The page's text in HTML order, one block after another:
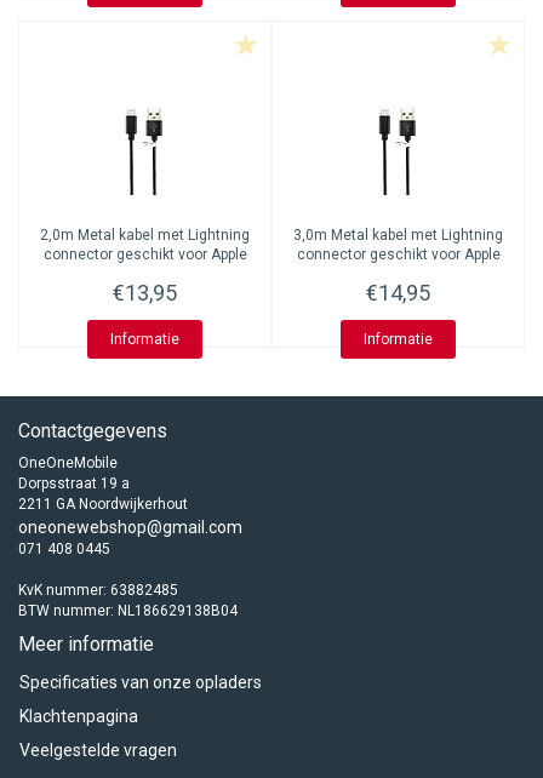
2,0m Metal kabel met Lightning
connector geschikt voor Apple
Accessoires
€13,95
Informatie
3,0m Metal kabel met Lightning
connector geschikt voor Apple
Accessoires
€14,95
Informatie
Contactgegevens
OneOneMobile
Dorpsstraat 19 a
2211 GA Noordwijkerhout
oneonewebshop@gmail.com
071 408 0445
KvK nummer: 63882485
BTW nummer: NL186629138B04
Meer informatie
Specificaties van onze opladers
Klachtenpagina
Veelgestelde vragen